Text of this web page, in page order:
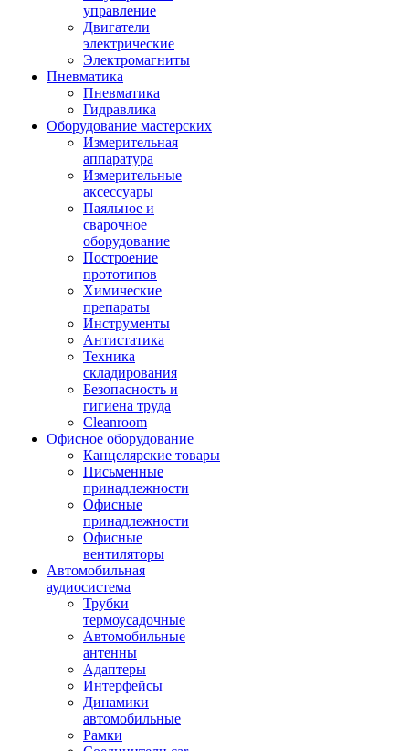
управление
Двигатели
электрические
Электромагниты
Пневматика
Пневматика
Гидравлика
Оборудование мастерских
Измерительная
аппаратура
Измерительные
аксессуары
Паяльное и
сварочное
оборудование
Построение
прототипов
Химические
препараты
Инструменты
Aнтистатика
Техника
складирования
Безопасность и
гигиена труда
Cleanroom
Офисное оборудование
Канцелярские товары
Письменные
принадлежности
Офисные
принадлежности
Офисные
вентиляторы
Автомобильная
аудиосистема
Трубки
термоусадочные
Автомобильные
антенны
Адаптеры
Интерфейсы
Динамики
автомобильные
Рамки